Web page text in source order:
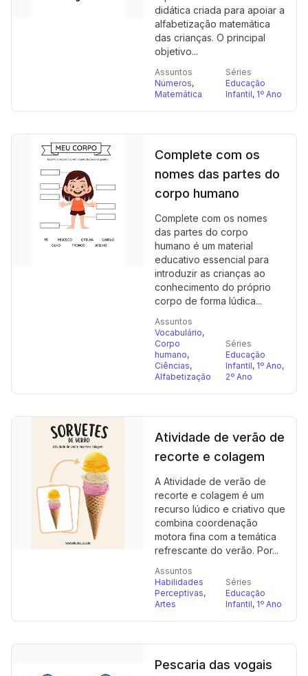
didática criada para apoiar a
alfabetização matemática
das crianças. O principal
objetivo...
Assuntos
Números,
Matemática
Séries
Educação
Infantil, 1º Ano
Complete com os
nomes das partes do
corpo humano
Complete com os nomes
das partes do corpo
humano é um material
educativo essencial para
introduzir as crianças ao
conhecimento do próprio
corpo de forma lúdica...
Assuntos
Vocabulário,
Corpo
humano,
Ciências,
Alfabetização
Séries
Educação
Infantil, 1º Ano,
2º Ano
Atividade de verão de
recorte e colagem
A Atividade de verão de
recorte e colagem é um
recurso lúdico e criativo que
combina coordenação
motora fina com a temática
refrescante do verão. Por...
Assuntos
Habilidades
Perceptivas,
Artes
Séries
Educação
Infantil, 1º Ano
Pescaria das vogais